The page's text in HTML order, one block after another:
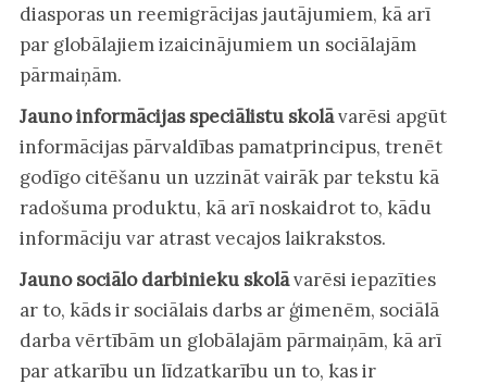
diasporas un reemigrācijas jautājumiem, kā arī
par globālajiem izaicinājumiem un sociālajām
pārmaiņām.
Jauno informācijas speciālistu skolāvarēsi apgūt
informācijas pārvaldības pamatprincipus, trenēt
godīgo citēšanu un uzzināt vairāk par tekstu kā
radošuma produktu, kā arī noskaidrot to, kādu
informāciju var atrast vecajos laikrakstos.
Jauno sociālo darbinieku skolāvarēsi iepazīties
ar to, kāds ir sociālais darbs ar ģimenēm, sociālā
darba vērtībām un globālajām pārmaiņām, kā arī
par atkarību un līdzatkarību un to, kas ir